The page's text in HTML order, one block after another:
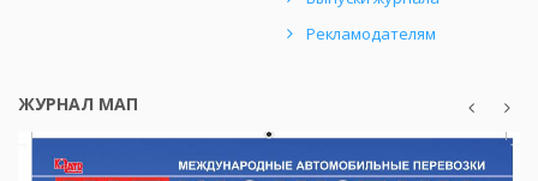
Рекламодателям
ЖУРНАЛ МАП